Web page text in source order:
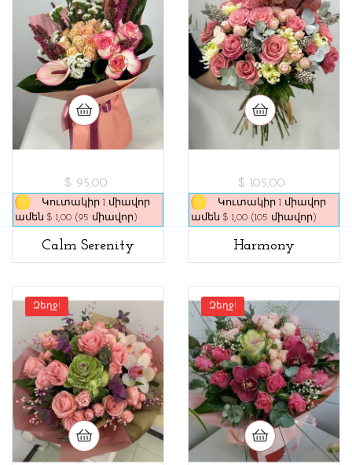
$ 95,00
Կուտակիր 1 միավոր
ամեն $ 1,00 (95 միավոր)
Calm Serenity
$ 105,00
Կուտակիր 1 միավոր
ամեն $ 1,00 (105 միավոր)
Harmony
Զեղջ! Զեղջ!